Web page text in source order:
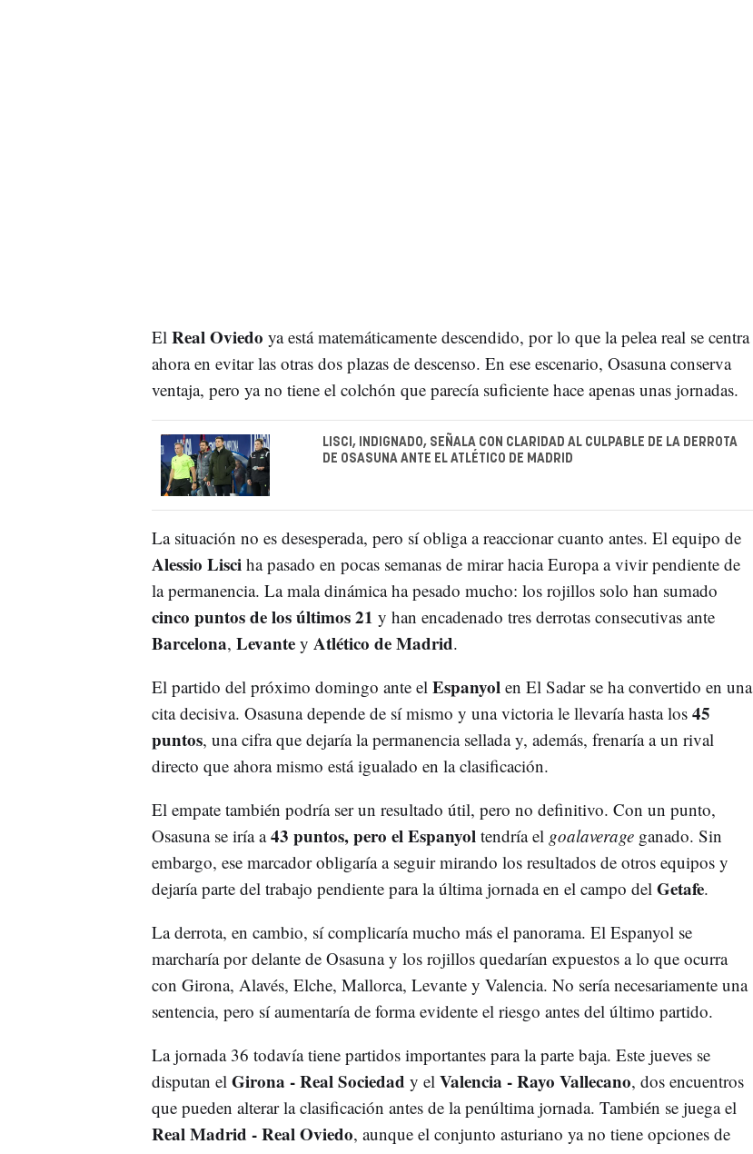
El Real Oviedo ya está matemáticamente descendido, por lo que la pelea real se centra
ahora en evitar las otras dos plazas de descenso. En ese escenario, Osasuna conserva
ventaja, pero ya no tiene el colchón que parecía suficiente hace apenas unas jornadas.
LISCI, INDIGNADO, SEÑALA CON CLARIDAD AL CULPABLE DE LA DERROTA
DE OSASUNA ANTE EL ATLÉTICO DE MADRID
La situación no es desesperada, pero sí obliga a reaccionar cuanto antes. El equipo de
Alessio Lisci ha pasado en pocas semanas de mirar hacia Europa a vivir pendiente de
la permanencia. La mala dinámica ha pesado mucho: los rojillos solo han sumado
cinco puntos de los últimos 21 y han encadenado tres derrotas consecutivas ante
Barcelona, Levantey Atlético de Madrid.
El partido del próximo domingo ante el Espanyol en El Sadar se ha convertido en una
cita decisiva. Osasuna depende de sí mismo y una victoria le llevaría hasta los 45
puntos, una cifra que dejaría la permanencia sellada y, además, frenaría a un rival
directo que ahora mismo está igualado en la clasificación.
El empate también podría ser un resultado útil, pero no definitivo. Con un punto,
Osasuna se iría a43 puntos, pero el Espanyol tendría el goalaverage ganado. Sin
embargo, ese marcador obligaría a seguir mirando los resultados de otros equipos y
dejaría parte del trabajo pendiente para la última jornada en el campo del Getafe.
La derrota, en cambio, sí complicaría mucho más el panorama. El Espanyol se
marcharía por delante de Osasuna y los rojillos quedarían expuestos a lo que ocurra
con Girona, Alavés, Elche, Mallorca, Levante y Valencia. No sería necesariamente una
sentencia, pero sí aumentaría de forma evidente el riesgo antes del último partido.
La jornada 36 todavía tiene partidos importantes para la parte baja. Este jueves se
disputan el Girona - Real Sociedad y el Valencia - Rayo Vallecano, dos encuentros
que pueden alterar la clasificación antes de la penúltima jornada. También se juega el
Real Madrid - Real Oviedo, aunque el conjunto asturiano ya no tiene opciones de